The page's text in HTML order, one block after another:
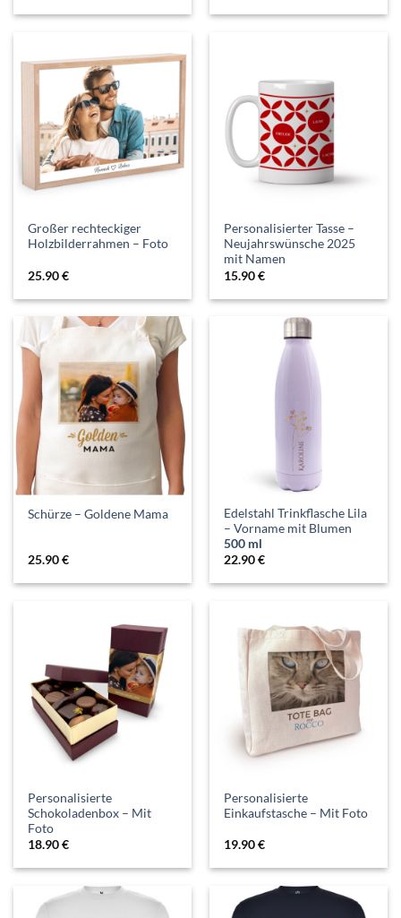
Großer rechteckiger
Holzbilderrahmen – Foto
25.90€
Personalisierter Tasse –
Neujahrswünsche 2025
mit Namen
15.90€
Schürze – Goldene Mama
25.90€
Edelstahl Trinkflasche Lila
– Vorname mit Blumen
500 ml
22.90€
Personalisierte
Schokoladenbox – Mit
Foto
18.90€
Personalisierte
Einkaufstasche – Mit Foto
19.90€